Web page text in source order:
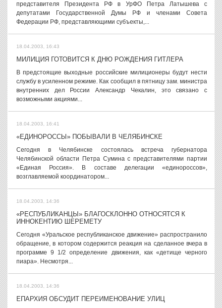
представителя Президента РФ в УрФО Петра Латышева с
депутатами Государственной Думы РФ и членами Совета
Федерации РФ, представляющими субъекты,...
18.04.2003, 16:43
МИЛИЦИЯ ГОТОВИТСЯ К ДНЮ РОЖДЕНИЯ ГИТЛЕРА
В предстоящие выходные российские милиционеры будут нести
службу в усиленном режиме. Как сообщил в пятницу зам. министра
внутренних дел России Александр Чекалин, это связано с
возможными акциями...
18.04.2003, 16:41
«ЕДИНОРОССЫ» ПОБЫВАЛИ В ЧЕЛЯБИНСКЕ
Сегодня в Челябинске состоялась встреча губернатора
Челябинской области Петра Сумина с представителями партии
«Единая Россия». В составе делегации «единороссов»,
возглавляемой координатором...
18.04.2003, 14:36
«РЕСПУБЛИКАНЦЫ» БЛАГОСКЛОННО ОТНОСЯТСЯ К
ИННОКЕНТИЮ ШЕРЕМЕТУ
Сегодня «Уральское республиканское движение» распространило
обращение, в котором содержится реакция на сделанное вчера в
программе 9 1/2 определение движения, как «детище черного
пиара». Несмотря...
18.04.2003, 14:36
ЕПАРХИЯ ОБСУДИТ ПЕРЕИМЕНОВАНИЕ УЛИЦ